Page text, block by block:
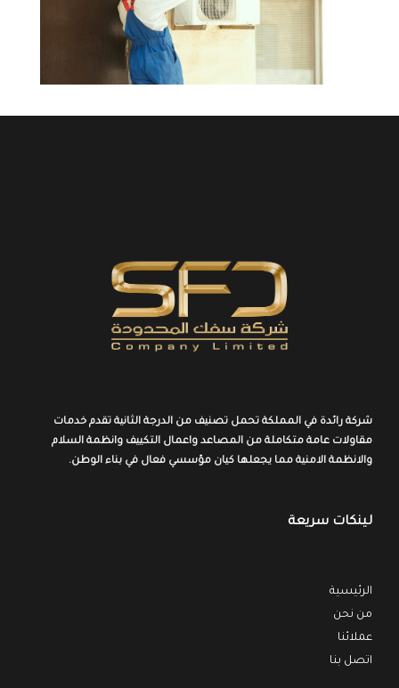
شركة رائدة في المملكة تحمل تصنيف من الدرجة الثانية تقدم خدمات
مقاولات عامة متكاملة من المصاعد واعمال التكييف وانظمة السلام
والانظمة الامنية مما يجعلها كيان مؤسسي فعال في بناء الوطن.
لينكات سريعة
الرئيسية
من نحن
عملائنا
اتصل بنا